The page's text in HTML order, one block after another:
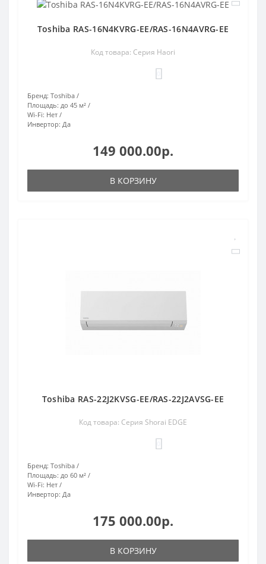
Toshiba RAS-16N4KVRG-EE/RAS-16N4AVRG-EE
Код товара: Серия Haori
Бренд: Toshiba
Площадь: до 45 м²
Wi-Fi: Нет
Инвертор: Да
149 000.00р.
В КОРЗИНУ
Toshiba RAS-22J2KVSG-EE/RAS-22J2AVSG-EE
Код товара: Серия Shorai EDGE
Бренд: Toshiba
Площадь: до 60 м²
Wi-Fi: Нет
Инвертор: Да
175 000.00р.
В КОРЗИНУ